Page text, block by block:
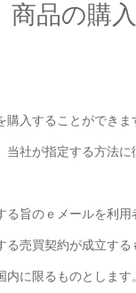
品の購入
購入することができま
社が指定する方法
旨のｅメールを利
る売買契約が成立す
内に限るものとします